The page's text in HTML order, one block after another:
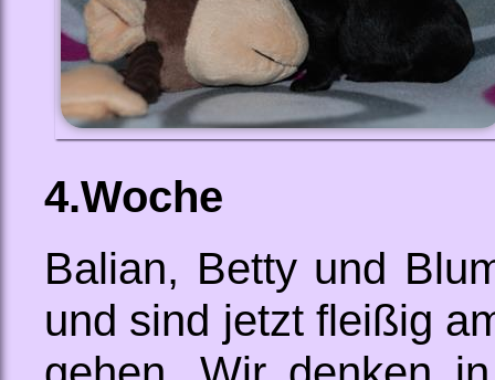
4.Woche
Balian, Betty und
und sind jetzt fleißig